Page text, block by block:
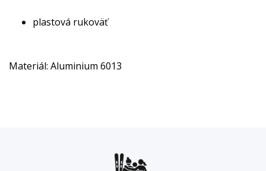
plastová rukoväť
Materiál: Aluminium 6013